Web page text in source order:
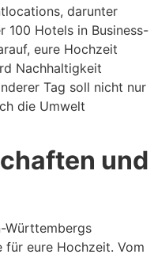
darunter
100 Hotels in Business-
eure Hochzeit
Nachhaltigkeit
Tag soll nicht nur
die Umwelt
und
Württembergs
für eure Hochzeit. Vom